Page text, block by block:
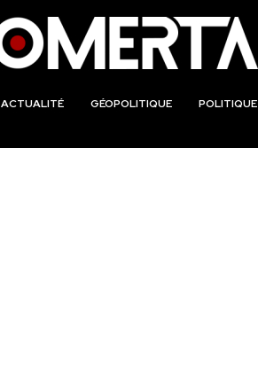
ACTUALITÉ GÉOPOLITIQUE POLITIQUE